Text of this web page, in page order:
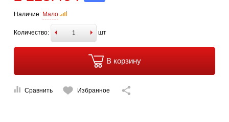
Наличие: Мало
Количество: шт
В корзину
Сравнить Избранное